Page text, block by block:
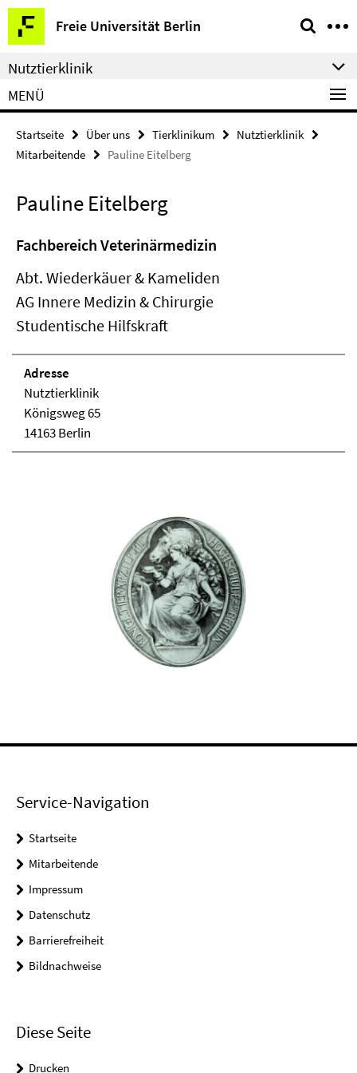
Springe
direkt
zu
Inhalt
Freie Universität Berlin
Service-
Navigation
Nutztierklinik
MENÜ
Startseite Über uns Tierklinikum
Nutztierklinik
Mitarbeitende
Pauline Eitelberg
Pauline Eitelberg
Fachbereich Veterinärmedizin
Abt. Wiederkäuer & Kameliden
AG Innere Medizin & Chirurgie
Studentische Hilfskraft
Adresse
Nutztierklinik
Königsweg 65
14163 Berlin
Service-Navigation
Startseite
Mitarbeitende
Impressum
Datenschutz
Barrierefreiheit
Bildnachweise
Diese Seite
Drucken